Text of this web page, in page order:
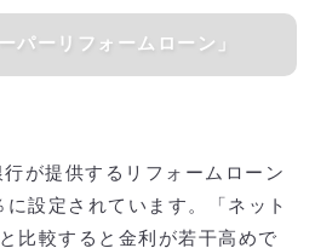
パーリフォームローン」
が提供するリフォームローン
設定されています。「ネット
比較すると金利が若干高めで